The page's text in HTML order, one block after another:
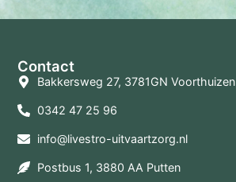
Contact
Bakkersweg 27, 3781GN Voorthuizen
0342 47 25 96
info@livestro-uitvaartzorg.nl
Postbus 1, 3880 AA Putten